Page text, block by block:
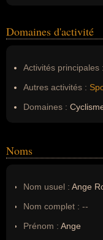
Domaines d'activité
Activités principales :
Autres activités :
Domaines :
Noms
Nom usuel : Ange
Nom complet : --
Prénom : Ange